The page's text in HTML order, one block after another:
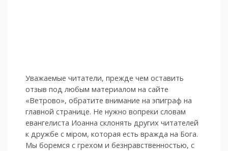
Уважаемые читатели, прежде чем оставить
отзыв под любым материалом на сайте
«Ветрово», обратите внимание на эпиграф на
главной странице. Не нужно вопреки словам
евангелиста Иоанна склонять других читателей
к дружбе с мiром, которая есть вражда на Бога.
Мы боремся с грехом и без­нрав­ствен­ностью, с